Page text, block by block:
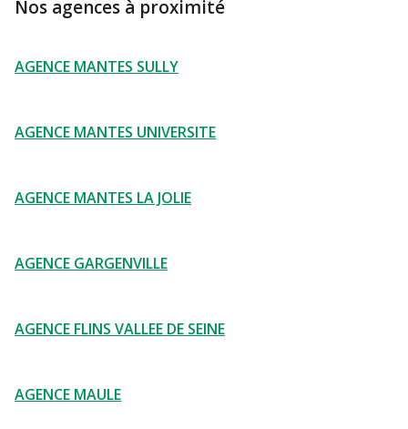
Nos agences à proximité
AGENCE MANTES SULLY
AGENCE MANTES UNIVERSITE
AGENCE MANTES LA JOLIE
AGENCE GARGENVILLE
AGENCE FLINS VALLEE DE SEINE
AGENCE MAULE